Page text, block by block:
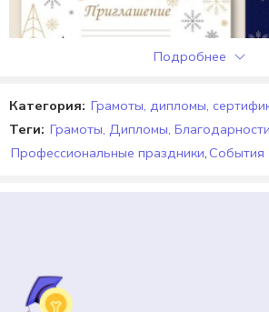
Подробнее
Категория: Грамоты, дипломы,
Теги: Грамоты, Дипломы, Благодарности
Профессиональные праздники, События